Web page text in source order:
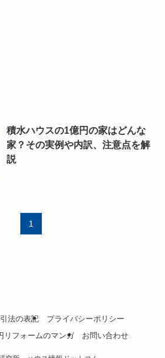
積水ハウスの1億円の家はどんな
家？その実例や内訳、注意点を解
説
1
法の表記
プライバシーポリシー
リフォームのマンガ お問い合わせ